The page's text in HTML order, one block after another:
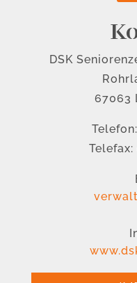
DSK
67063
Telefax: